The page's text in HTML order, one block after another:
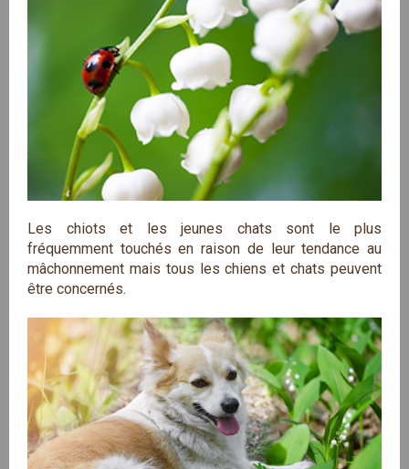
Les chiots et les jeunes chats sont le plus
fréquemment touchés en raison de leur tendance au
mâchonnement mais tous les chiens et chats peuvent
être concernés.